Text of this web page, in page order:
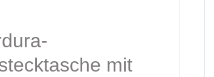
mit